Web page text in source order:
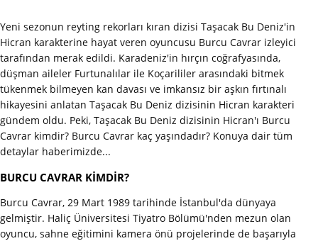
Yeni sezonun reyting rekorları kıran dizisi Taşacak Bu Deniz'in
Hicran karakterine hayat veren oyuncusu Burcu Cavrar izleyici
tarafından merak edildi. Karadeniz'in hırçın coğrafyasında,
düşman aileler Furtunalılar ile Koçarililer arasındaki bitmek
tükenmek bilmeyen kan davası ve imkansız bir aşkın fırtınalı
hikayesini anlatan Taşacak Bu Deniz dizisinin Hicran karakteri
gündem oldu. Peki, Taşacak Bu Deniz dizisinin Hicran'ı Burcu
Cavrar kimdir? Burcu Cavrar kaç yaşındadır? Konuya dair tüm
detaylar haberimizde...
BURCU CAVRAR KİMDİR?
Burcu Cavrar, 29 Mart 1989 tarihinde İstanbul'da dünyaya
gelmiştir. Haliç Üniversitesi Tiyatro Bölümü'nden mezun olan
oyuncu, sahne eğitimini kamera önü projelerinde de başarıyla